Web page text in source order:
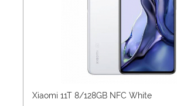
Xiaomi 11T 8/128GB NFC White